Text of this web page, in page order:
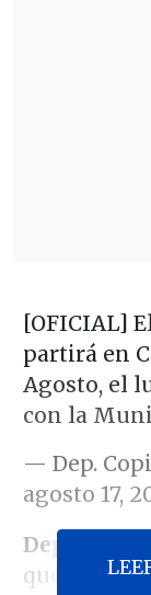
[OFICIAL]
partirá en
Agosto, el
con la
— Dep.
agosto 17,
Deportes
que el